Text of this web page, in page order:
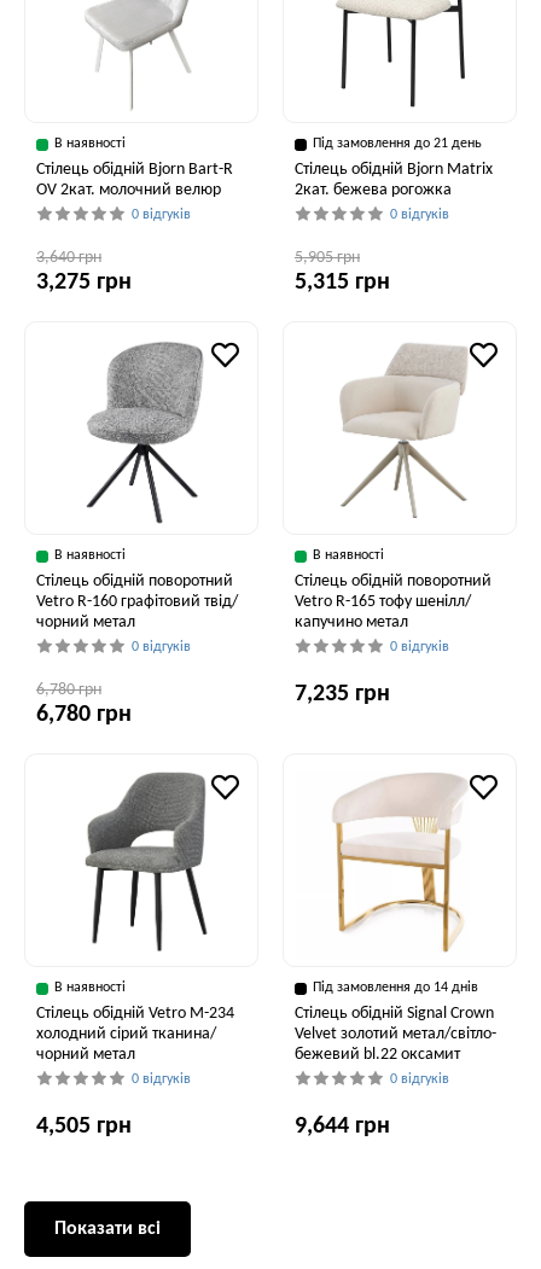
В наявності
Стілець обідній Bjorn Bart-R
OV 2кат. молочний велюр
0 відгуків
3,640 грн
3,275 грн
Під замовлення до 21 день
Стілець обідній Bjorn Matrix
2кат. бежева рогожка
0 відгуків
5,905 грн
5,315 грн
В наявності
Стілець обідній поворотний
Vetro R-160 графітовий твід/
чорний метал
0 відгуків
6,780 грн
6,780 грн
В наявності
Стілець обідній поворотний
Vetro R-165 тофу шенілл/
капучино метал
0 відгуків
7,235 грн
В наявності
Стілець обідній Vetro M-234
холодний сірий тканина/
чорний метал
0 відгуків
4,505 грн
Під замовлення до 14 днів
Стілець обідній Signal Crown
Velvet золотий метал/світло-
бежевий bl.22 оксамит
0 відгуків
9,644 грн
Показати всі